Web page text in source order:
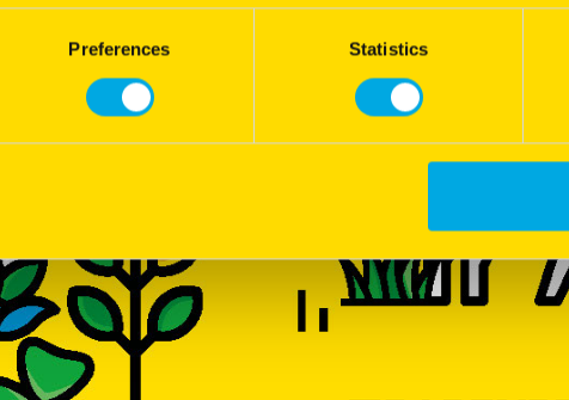
Preferences Statistics
Ray-grass anglais tétraploïde
Forte adaptabilité agronomique
Barhoney
Ray-grass anglais diploïde
Excellente pérennité
Variété rustique